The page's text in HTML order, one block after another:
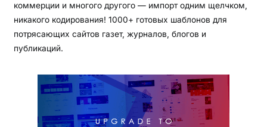
коммерции и многого другого — импорт одним щелчком,
никакого кодирования! 1000+ готовых шаблонов для
потрясающих сайтов газет, журналов, блогов и
публикаций.